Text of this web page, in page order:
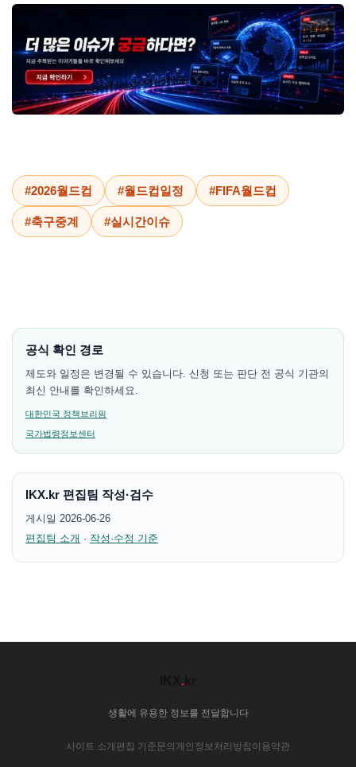
#2026월드컵 #월드컵일정 #FIFA월드컵
#축구중계 #실시간이슈
공식 확인 경로
제도와 일정은 변경될 수 있습니다. 신청 또는 판단 전 공식 기관의
최신 안내를 확인하세요.
대한민국 정책브리핑
국가법령정보센터
IKX.kr 편집팀 작성·검수
게시일 2026-06-26
편집팀 소개 · 작성·수정 기준
.
생활에 유용한 정보를 전달합니다
사이트 소개 편집 기준문의 개인정보처리방침 이용약관